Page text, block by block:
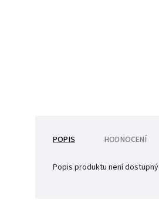
POPIS HODNOCENÍ
Popis produktu není dostupný